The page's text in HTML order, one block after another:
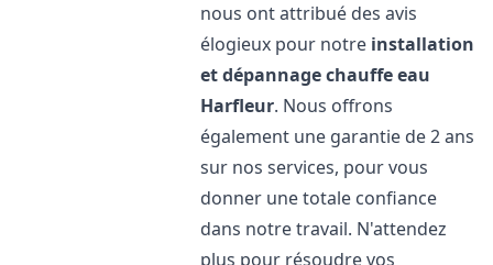
nous ont attribué des avis
élogieux pour notre installation
et dépannage chauffe eau
Harfleur. Nous offrons
également une garantie de 2 ans
sur nos services, pour vous
donner une totale confiance
dans notre travail. N'attendez
plus pour résoudre vos